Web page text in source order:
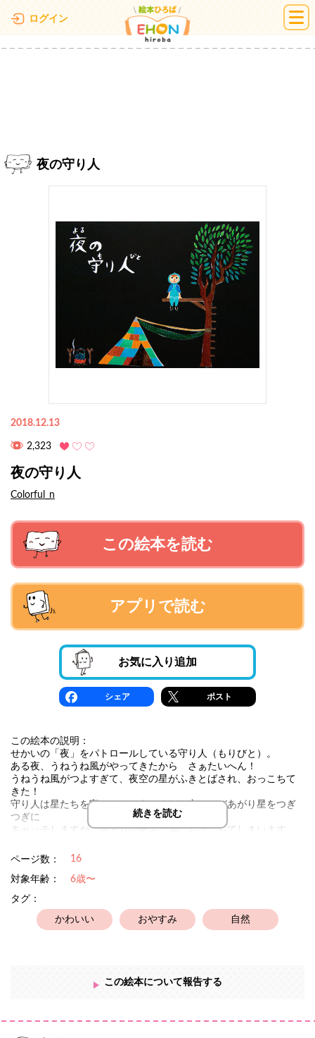
ログイン 絵本ひろば
夜の守り人
2018.12.13
2,323
夜の守り人
Colorful_n
この絵本を読む
アプリで読む
お気に入り追加
シェア ポスト
この絵本の説明：
せかいの「夜」をパトロールしている守り人（もりびと）。
ある夜、うねうね風がやってきたから さぁたいへん！
うねうね風がつよすぎて、夜空の星がふきとばされ、おっこちて
きた！
守り人は星たちを守るため、まっくらな空へとびあがり星をつぎ
つぎに
キャッチしますが、あまりの重さで湖におっこちてしまいます。
ます。
失敗してもだいじょうぶ。
上を向いて、自分に何ができるか考えよう。
（文章は漢字が多めですが、リズミカルに読めます。）
（小学校高学年以降におすすめ）
続きを読む
ページ数： 16
対象年齢：
6歳〜
タグ：
かわいい おやすみ 自然
この絵本について報告する